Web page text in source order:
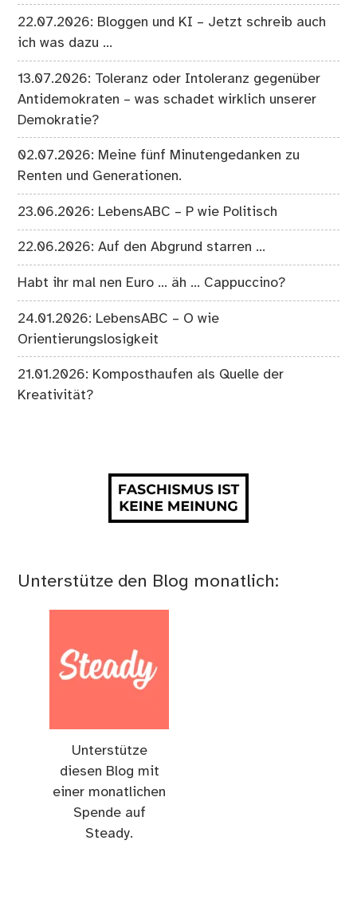
22.07.2026: Bloggen und KI – Jetzt schreib auch
ich was dazu …
13.07.2026: Toleranz oder Intoleranz gegenüber
Antidemokraten – was schadet wirklich unserer
Demokratie?
02.07.2026: Meine fünf Minutengedanken zu
Renten und Generationen.
23.06.2026: LebensABC – P wie Politisch
22.06.2026: Auf den Abgrund starren …
Habt ihr mal nen Euro … äh … Cappuccino?
24.01.2026: LebensABC – O wie
Orientierungslosigkeit
21.01.2026: Komposthaufen als Quelle der
Kreativität?
Unterstütze den Blog monatlich:
Unterstütze
diesen Blog mit
einer monatlichen
Spende auf
Steady.